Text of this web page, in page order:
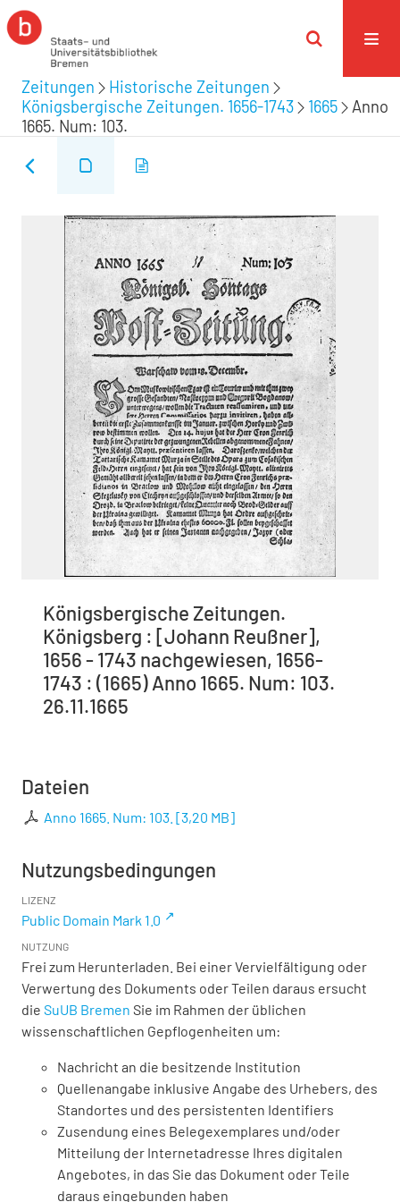
Zeitungen
Historische Zeitungen
Königsbergische Zeitungen. 1656-1743
1665
Anno
1665. Num: 103.
Königsbergische Zeitungen.
Königsberg : [Johann Reußner],
1656 - 1743 nachgewiesen, 1656-
1743 : (1665) Anno 1665. Num: 103.
26.11.1665
Dateien
Anno 1665. Num: 103. [3,20 MB]
Nutzungsbedingungen
LIZENZ
Public Domain Mark 1.0
NUTZUNG
Frei zum Herunterladen. Bei einer Vervielfältigung oder
Verwertung des Dokuments oder Teilen daraus ersucht
die SuUB Bremen Sie im Rahmen der üblichen
wissenschaftlichen Gepflogenheiten um:
Nachricht an die besitzende Institution
Quellenangabe inklusive Angabe des Urhebers, des
Standortes und des persistenten Identifiers
Zusendung eines Belegexemplares und/oder
Mitteilung der Internetadresse Ihres digitalen
Angebotes, in das Sie das Dokument oder Teile
daraus eingebunden haben